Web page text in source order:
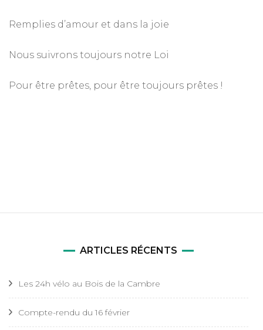
Remplies d’amour et dans la joie
Nous suivrons toujours notre Loi
Pour être prêtes, pour être toujours prêtes !
ARTICLES RÉCENTS
Les 24h vélo au Bois de la Cambre
Compte-rendu du 16 février